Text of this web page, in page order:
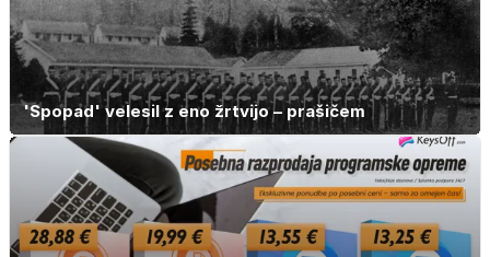
'Spopad' velesil z eno žrtvijo – prašičem